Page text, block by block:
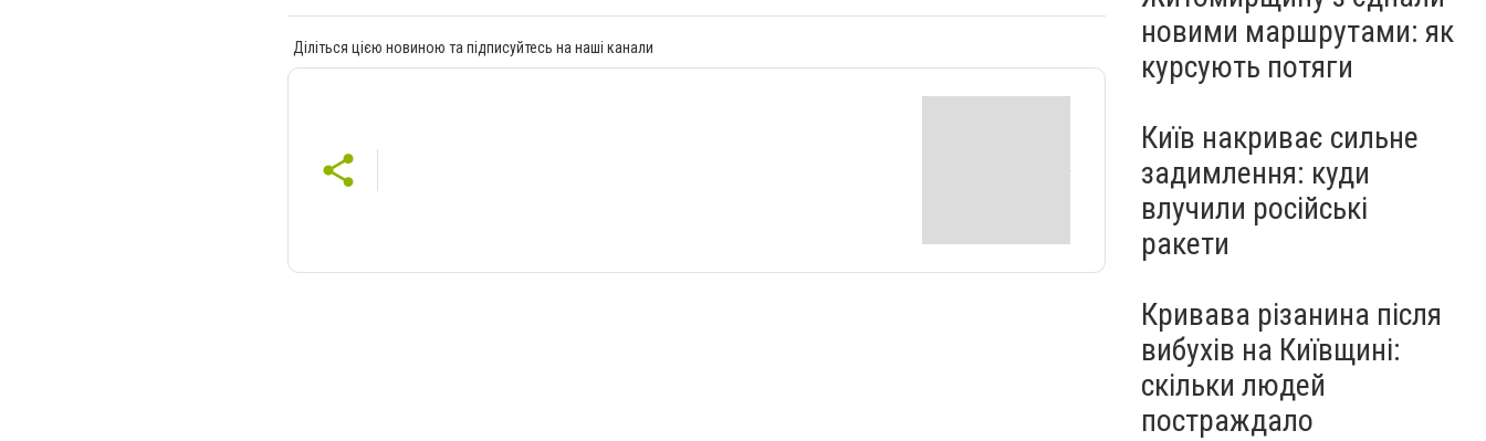
Діліться цією новиною та підписуйтесь на наші канали
новими маршрутами: як
курсують потяги
Київ накриває сильне
задимлення: куди
влучили російські
ракети
Кривава різанина після
вибухів на Київщині:
скільки людей
постраждало